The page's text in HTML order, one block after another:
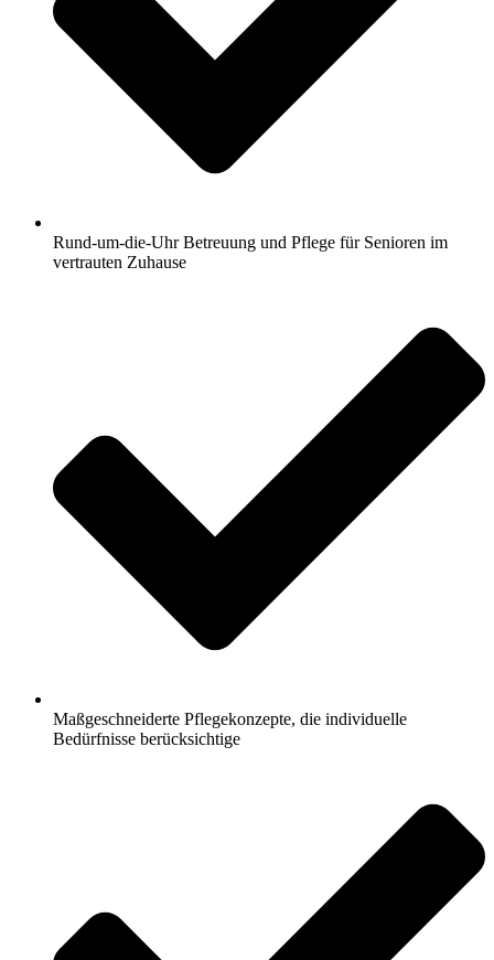
Rund-um-die-Uhr Betreuung und Pflege für Senioren im
vertrauten Zuhause
Maßgeschneiderte Pflegekonzepte, die individuelle
Bedürfnisse berücksichtige